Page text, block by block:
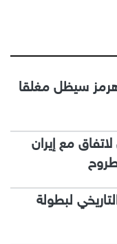
سيظل مغلقا
مع إيران
لبطولة